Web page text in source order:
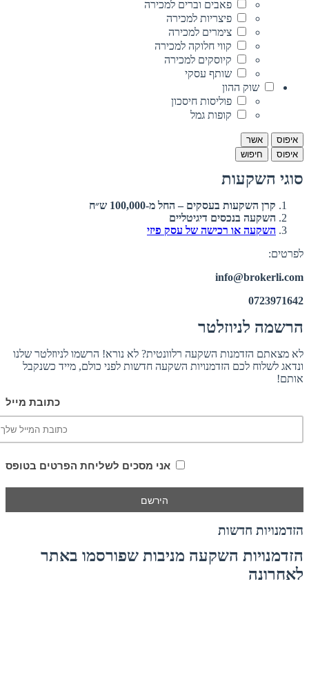
פאבים וברים למכירה
פיצריות למכירה
צימרים למכירה
קווי חלוקה למכירה
קיוסקים למכירה
שותף עסקי
שוק ההון
פוליסות חיסכון
קופות גמל
איפוס
אשר
איפוס
חיפוש
סוגי השקעות
קרן השקעות בעסקים – החל מ-100,000 ש״ח
השקעה בנכסים דיגיטליים
השקעה או רכישה של עסק פיזי
לפרטים:
info@brokerli.com
0723971642
הרשמה לניוזלטר
לא מצאתם הזדמנות השקעה רלוונטית? לא נורא! הרשמו לניוזלטר שלנו
ונדאג לשלוח לכם הזדמנויות השקעה חדשות לפני כולם, מייד כשנקבל
אותם!
כתובת מייל
אני מסכים לשליחת הפרטים בטופס
הזדמנויות חדשות
הזדמנויות השקעה מניבות שפורסמו באתר
לאחרונה